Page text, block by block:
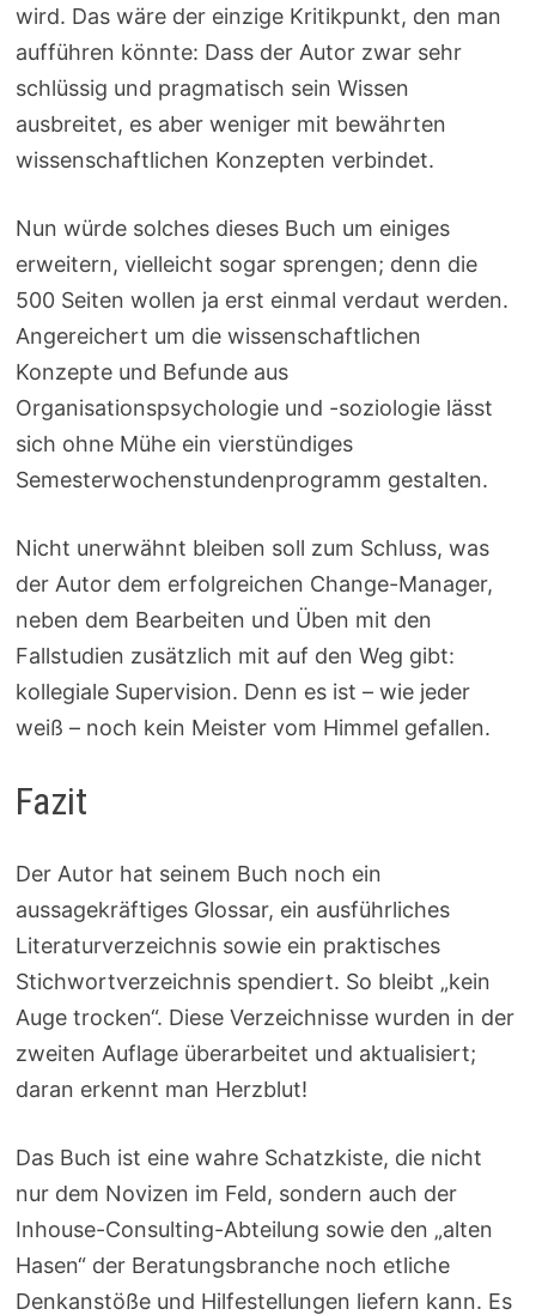
wird. Das wäre der einzige Kritikpunkt, den man
aufführen könnte: Dass der Autor zwar sehr
schlüssig und pragmatisch sein Wissen
ausbreitet, es aber weniger mit bewährten
wissenschaftlichen Konzepten verbindet.
Nun würde solches dieses Buch um einiges
erweitern, vielleicht sogar sprengen; denn die
500 Seiten wollen ja erst einmal verdaut werden.
Angereichert um die wissenschaftlichen
Konzepte und Befunde aus
Organisationspsychologie und -soziologie lässt
sich ohne Mühe ein vierstündiges
Semesterwochenstundenprogramm gestalten.
Nicht unerwähnt bleiben soll zum Schluss, was
der Autor dem erfolgreichen Change-Manager,
neben dem Bearbeiten und Üben mit den
Fallstudien zusätzlich mit auf den Weg gibt:
kollegiale Supervision. Denn es ist – wie jeder
weiß – noch kein Meister vom Himmel gefallen.
Fazit
Der Autor hat seinem Buch noch ein
aussagekräftiges Glossar, ein ausführliches
Literaturverzeichnis sowie ein praktisches
Stichwortverzeichnis spendiert. So bleibt „kein
Auge trocken“. Diese Verzeichnisse wurden in der
zweiten Auflage überarbeitet und aktualisiert;
daran erkennt man Herzblut!
Das Buch ist eine wahre Schatzkiste, die nicht
nur dem Novizen im Feld, sondern auch der
Inhouse-Consulting-Abteilung sowie den „alten
Hasen“ der Beratungsbranche noch etliche
Denkanstöße und Hilfestellungen liefern kann. Es